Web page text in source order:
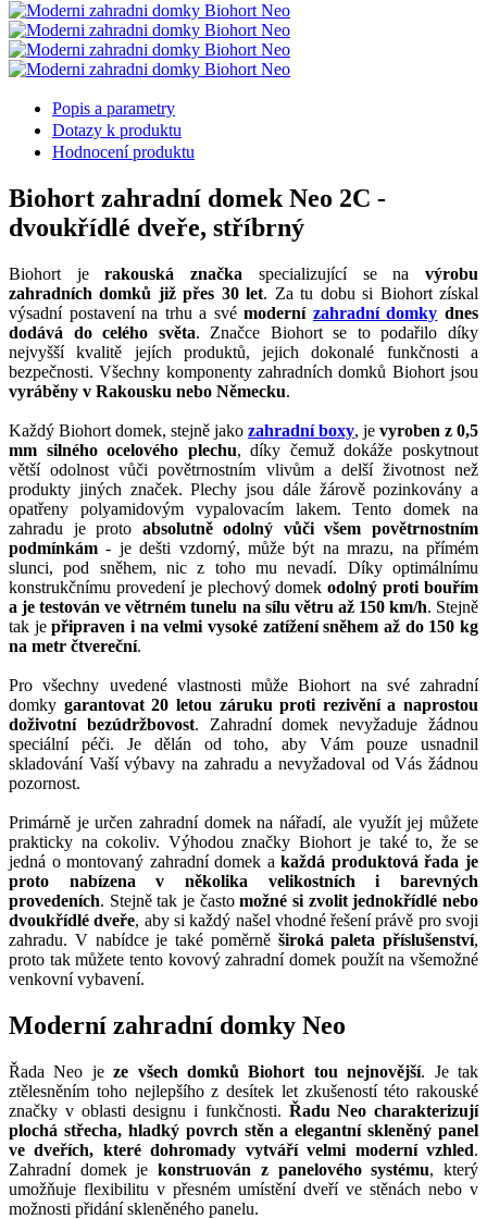
Popis a parametry
Dotazy k produktu
Hodnocení produktu
Biohort zahradní domek Neo 2C -
dvoukřídlé dveře, stříbrný
Biohort jerakouská značka specializující se navýrobu
zahradních domků již přes 30 let. Za tu dobu si Biohort získal
výsadní postavení na trhu a svémoderní zahradní domky dnes
dodává do celého světa. Značce Biohort se to podařilo díky
nejvyšší kvalitě jejích produktů, jejich dokonalé funkčnosti a
bezpečnosti. Všechny komponenty zahradních domků Biohort jsou
vyráběny v Rakousku nebo Německu.
Každý Biohort domek, stejně jako zahradní boxy, je vyroben z 0,5
mm silného ocelového plechu, díky čemuž dokáže poskytnout
větší odolnost vůči povětrnostním vlivům a delší životnost než
produkty jiných značek. Plechy jsou dále žárově pozinkovány a
opatřeny polyamidovým vypalovacím lakem. Tento domek na
zahradu je proto absolutně odolný vůči všem povětrnostním
podmínkám - je dešti vzdorný, může být na mrazu, na přímém
slunci, pod sněhem, nic z toho mu nevadí. Díky optimálnímu
konstrukčnímu provedení je plechový domekodolný proti bouřím
a je testován ve větrném tunelu na sílu větru až 150 km/h. Stejně
tak jepřipraven i na velmi vysoké zatížení sněhem až do 150 kg
na metr čtvereční.
Pro všechny uvedené vlastnosti může Biohort na své zahradní
domky garantovat 20 letou záruku proti rezivění a naprostou
doživotní bezúdržbovost. Zahradní domek nevyžaduje žádnou
speciální péči. Je dělán od toho, aby Vám pouze usnadnil
skladování Vaší výbavy na zahradu a nevyžadoval od Vás žádnou
pozornost.
Primárně je určen zahradní domek na nářadí, ale využít jej můžete
prakticky na cokoliv. Výhodou značky Biohort je také to, že se
jedná o montovaný zahradní domek akaždá produktová řada je
proto nabízena v několika velikostních i barevných
provedeních. Stejně tak je častomožné si zvolit jednokřídlé nebo
dvoukřídlé dveře, aby si každý našel vhodné řešení právě pro svoji
zahradu. V nabídce je také poměrně široká paleta příslušenství,
proto tak můžete tento kovový zahradní domek použít na všemožné
venkovní vybavení.
Moderní zahradní domky Neo
Řada Neo jeze všech domků Biohort tou nejnovější. Je tak
ztělesněním toho nejlepšího z desítek let zkušeností této rakouské
značky v oblasti designu i funkčnosti. Řadu Neo charakterizují
plochá střecha, hladký povrch stěn a elegantní skleněný panel
ve dveřích, které dohromady vytváří velmi moderní vzhled.
Zahradní domek jekonstruován z panelového systému, který
umožňuje flexibilitu v přesném umístění dveří ve stěnách nebo v
možnosti přidání skleněného panelu.